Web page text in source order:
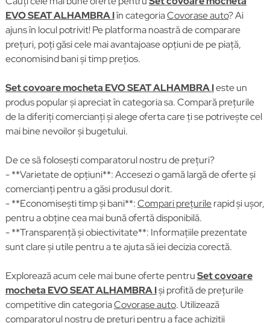
EVO SEAT ALHAMBRA Iîn categoriaCovorase auto? Ai
ajuns în locul potrivit! Pe platforma noastră de comparare
prețuri, poți găsi cele mai avantajoase opțiuni de pe piață,
economisind bani și timp prețios.
Set covoare mocheta EVO SEAT ALHAMBRA Ieste un
produs popular și apreciat în categoria sa. Compară prețurile
de la diferiți comercianți și alege oferta care ți se potrivește cel
mai bine nevoilor și bugetului.
De ce să folosești comparatorul nostru de prețuri?
- **Varietate de opțiuni**: Accesezi o gamă largă de oferte și
comercianți pentru a găsi produsul dorit.
- **Economisești timp și bani**:Compari prețurilerapid și ușor,
pentru a obține cea mai bună ofertă disponibilă.
- **Transparență și obiectivitate**: Informațiile prezentate
sunt clare și utile pentru a te ajuta să iei decizia corectă.
Explorează acum cele mai bune oferte pentruSet covoare
mocheta EVO SEAT ALHAMBRA Iși profită de prețurile
competitive din categoriaCovorase auto. Utilizează
comparatorul nostru de prețuri pentru a face achiziții